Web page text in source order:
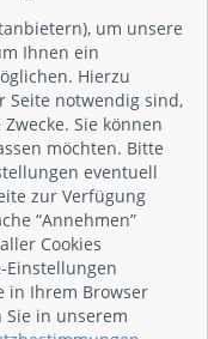
um unsere
Ihnen ein
Hierzu
Seite notwendig sind,
Sie können
möchten. Bitte
eventuell
zur Verfügung
“Annehmen”
Cookies
Einstellungen
in Ihrem Browser
in unserem